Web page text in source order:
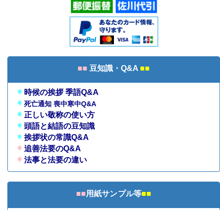
■■ 豆知識・Q&A ■■
➧ 時候の挨拶 季語Q&A
➧死亡通知 喪中寒中Q&A
➧正しい敬称の使い方
➧頭語と結語の豆知識
➧挨拶状の常識Q&A
➧追善法要のQ&A
➧法事と法要の違い
■■用紙サンプル等■■